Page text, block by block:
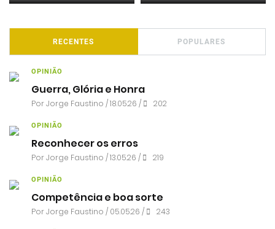
RECENTES POPULARES
OPINIÃO
Guerra, Glória e Honra
PorJorge Faustino / 18.05.26 / 202
OPINIÃO
Reconhecer os erros
PorJorge Faustino / 13.05.26 / 219
OPINIÃO
Competência e boa sorte
PorJorge Faustino / 05.05.26 / 243